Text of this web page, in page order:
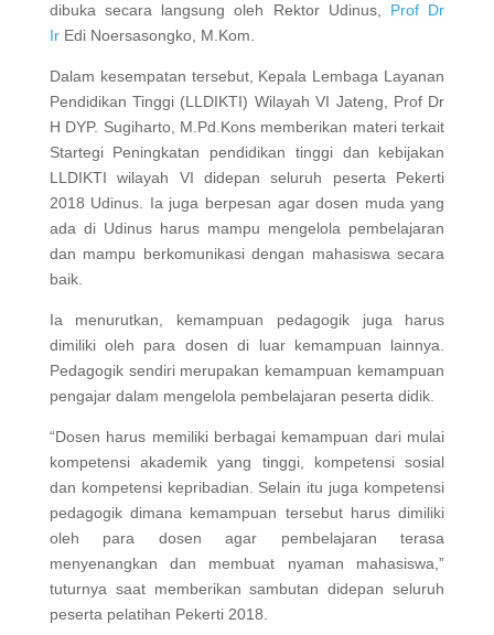
dibuka secara langsung oleh Rektor Udinus, Prof Dr
IrEdi Noersasongko, M.Kom.
Dalam kesempatan tersebut, Kepala Lembaga Layanan
Pendidikan Tinggi (LLDIKTI) Wilayah VI Jateng, Prof Dr
H DYP. Sugiharto, M.Pd.Kons memberikan materi terkait
Startegi Peningkatan pendidikan tinggi dan kebijakan
LLDIKTI wilayah VI didepan seluruh peserta Pekerti
2018 Udinus. Ia juga berpesan agar dosen muda yang
ada di Udinus harus mampu mengelola pembelajaran
dan mampu berkomunikasi dengan mahasiswa secara
baik.
Ia menurutkan, kemampuan pedagogik juga harus
dimiliki oleh para dosen di luar kemampuan lainnya.
Pedagogik sendiri merupakan kemampuan kemampuan
pengajar dalam mengelola pembelajaran peserta didik.
“Dosen harus memiliki berbagai kemampuan dari mulai
kompetensi akademik yang tinggi, kompetensi sosial
dan kompetensi kepribadian. Selain itu juga kompetensi
pedagogik dimana kemampuan tersebut harus dimiliki
oleh para dosen agar pembelajaran terasa
menyenangkan dan membuat nyaman mahasiswa,”
tuturnya saat memberikan sambutan didepan seluruh
peserta pelatihan Pekerti 2018.